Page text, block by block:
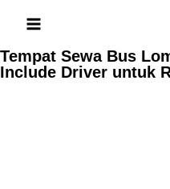
Tempat Sewa Bus
Include Driver untuk